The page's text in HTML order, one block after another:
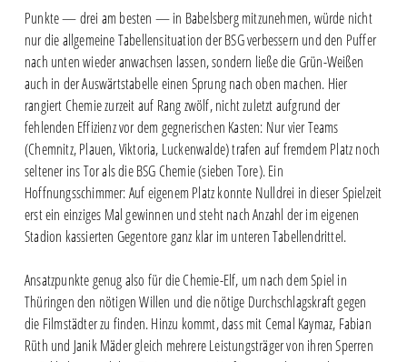
Punkte — drei am besten — in Babelsberg mitzunehmen, würde nicht
nur die allgemeine Tabellensituation der BSG verbessern und den Puffer
nach unten wieder anwachsen lassen, sondern ließe die Grün-Weißen
auch in der Auswärtstabelle einen Sprung nach oben machen. Hier
rangiert Chemie zurzeit auf Rang zwölf, nicht zuletzt aufgrund der
fehlenden Effizienz vor dem gegnerischen Kasten: Nur vier Teams
(Chemnitz, Plauen, Viktoria, Luckenwalde) trafen auf fremdem Platz noch
seltener ins Tor als die BSG Chemie (sieben Tore). Ein
Hoffnungsschimmer: Auf eigenem Platz konnte Nulldrei in dieser Spielzeit
erst ein einziges Mal gewinnen und steht nach Anzahl der im eigenen
Stadion kassierten Gegentore ganz klar im unteren Tabellendrittel.
Ansatzpunkte genug also für die Chemie-Elf, um nach dem Spiel in
Thüringen den nötigen Willen und die nötige Durchschlagskraft gegen
die Filmstädter zu finden. Hinzu kommt, dass mit Cemal Kaymaz, Fabian
Rüth und Janik Mäder gleich mehrere Leistungsträger von ihren Sperren